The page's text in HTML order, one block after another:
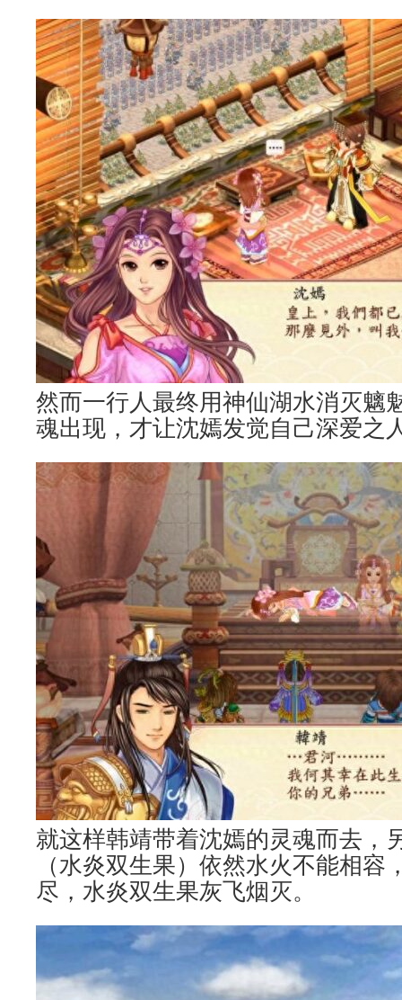
然而一行人最终用神仙湖水消灭魑
魂出现，才让沈嫣发觉自己深爱之
就这样韩靖带着沈嫣的灵魂而去，
（水炎双生果）依然水火不能相容
尽，水炎双生果灰飞烟灭。